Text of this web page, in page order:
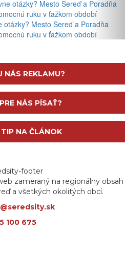
otázky? Mesto Sereď a Poradňa
ruku v ťažkom období
NÁS REKLAMU?
NÁS PÍSAŤ?
NA ČLÁNOK
zameraný na regionálny obsah
a všetkých okolitých obcí.
100 675